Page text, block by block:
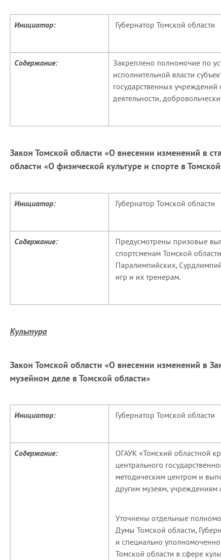
Инициатор: Губернатор Томской области
Содержание:
Закреплено полномочие по
исполнительной власти
государственных
деятельности,
Закон Томской области «О внесении изменений в
области «О физической культуре и спорте в
Инициатор: Губернатор Томской области
Содержание:
Предусмотрены призовые
спортсменам Томской
Паралимпийских,
игр и их тренерам.
Культура
Закон Томской области «О внесении изменений в
музейном деле в Томской области»
Инициатор: Губернатор Томской области
Содержание:
ОГАУК «Томский областной
центрального
методическим центром и
другим музеям,
Уточнены отдельные
Думы Томской области,
и специально
Томской области в сфере